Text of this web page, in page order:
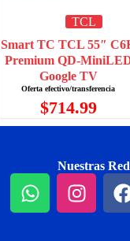
TCL
Smart TC TCL 55″
Premium QD-
Google TV
$714.99
Nuestras